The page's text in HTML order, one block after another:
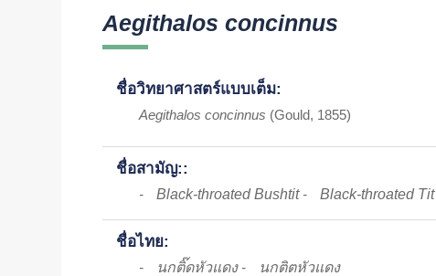
Aegithalos concinnus
ชื่อวิทยาศาสตร์แบบเต็ม:
Aegithalos concinnus (Gould, 1855)
ชื่อสามัญ::
- Black-throated Bushtit - Black-throated Tit
ชื่อไทย:
- นกติ๊ดหัวแดง - นกติตหัวแดง